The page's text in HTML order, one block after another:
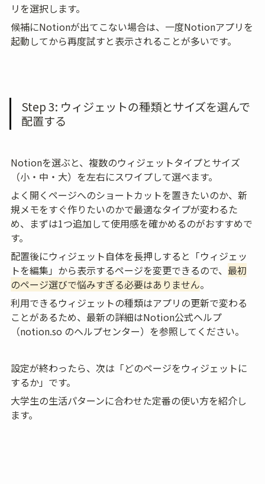
リを選択します。
候補にNotionが出てこない場合は、一度Notionアプリを
起動してから再度試すと表示されることが多いです。
Step 3: ウィジェットの種類とサイズを選んで
配置する
Notionを選ぶと、複数のウィジェットタイプとサイズ
（小・中・大）を左右にスワイプして選べます。
よく開くページへのショートカットを置きたいのか、新
規メモをすぐ作りたいのかで最適なタイプが変わるた
め、まずは1つ追加して使用感を確かめるのがおすすめで
す。
配置後にウィジェット自体を長押しすると「ウィジェッ
トを編集」から表示するページを変更できるので、 最初
のページ選びで悩みすぎる必要はありません。
利用できるウィジェットの種類はアプリの更新で変わる
ことがあるため、最新の詳細はNotion公式ヘルプ
（notion.so のヘルプセンター）を参照してください。
設定が終わったら、次は「どのページをウィジェットに
するか」です。
大学生の生活パターンに合わせた定番の使い方を紹介し
ます。